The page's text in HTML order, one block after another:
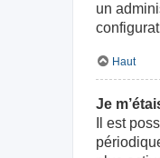
un
Haut
Je
Il est